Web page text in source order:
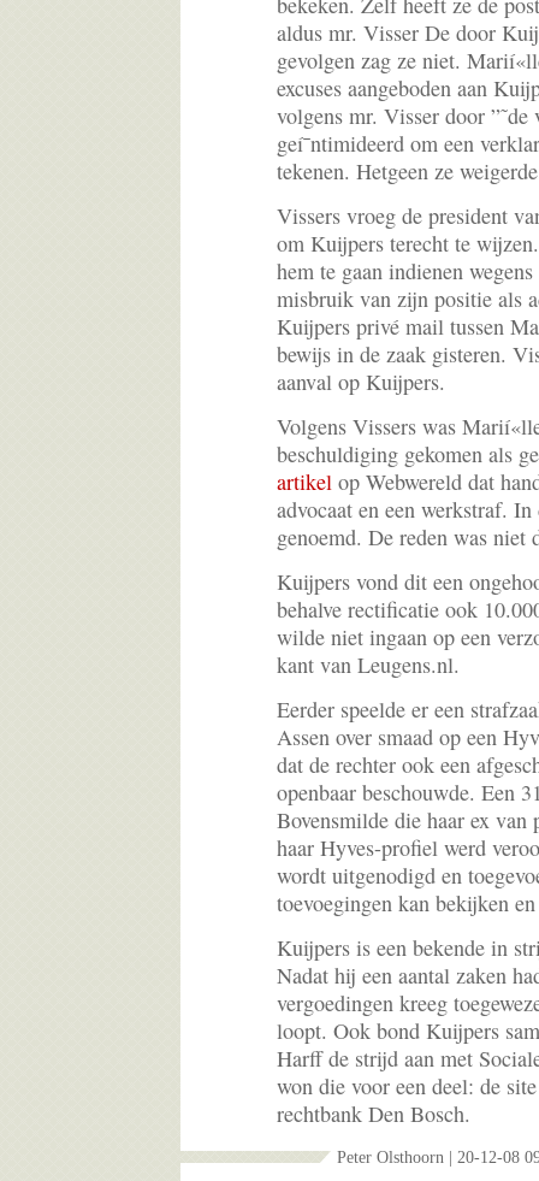
aldus mr. Visser De door
gevolgen zag ze niet.
excuses aangeboden aan
volgens mr. Visser door
geí¯ntimideerd om een
tekenen. Hetgeen ze
Vissers vroeg de president
om Kuijpers terecht te
hem te gaan indienen
misbruik van zijn positie als
Kuijpers privé mail tussen
bewijs in de zaak gisteren.
aanval op Kuijpers.
Volgens Vissers was
beschuldiging gekomen als
artikel op Webwereld dat
advocaat en een werkstraf. In
genoemd. De reden was niet
Kuijpers vond dit een
behalve rectificatie ook
wilde niet ingaan op een
kant van Leugens.nl.
Eerder speelde er een
Assen over smaad op een
dat de rechter ook een
openbaar beschouwde. Een
Bovensmilde die haar ex
haar Hyves-profiel werd
wordt uitgenodigd en
toevoegingen kan bekijken
Kuijpers is een bekende in
Nadat hij een aantal zaken
vergoedingen kreeg
loopt. Ook bond Kuijpers
Harff de strijd aan met
won die voor een deel: de
rechtbank Den Bosch.
Peter Olsthoorn | 20-12-08